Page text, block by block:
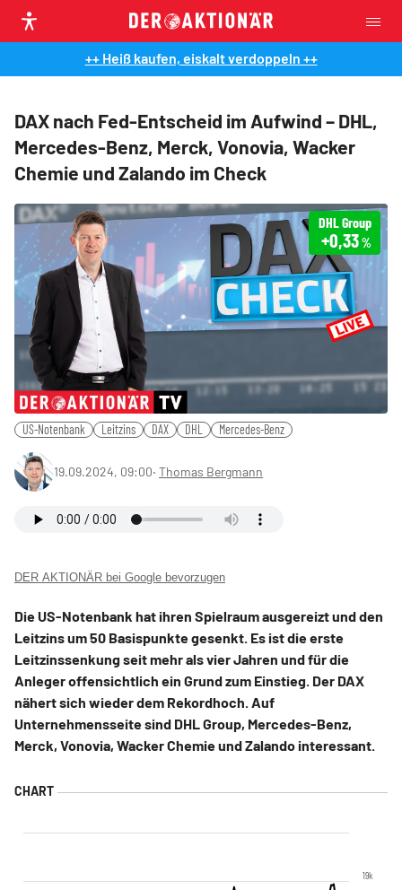
++ Heiß kaufen, eiskalt verdoppeln ++
DAX nach Fed-Entscheid im Aufwind – DHL,
Mercedes-Benz, Merck, Vonovia, Wacker
Chemie und Zalando im Check
DHL Group
+0,33%
US-Notenbank Leitzins DAX DHL Mercedes-Benz
19.09.2024, 09:00‧ Thomas Bergmann
DER AKTIONÄR bei Google bevorzugen
Die US-Notenbank hat ihren Spielraum ausgereizt und den
Leitzins um 50 Basispunkte gesenkt. Es ist die erste
Leitzinssenkung seit mehr als vier Jahren und für die
Anleger offensichtlich ein Grund zum Einstieg. Der DAX
nähert sich wieder dem Rekordhoch. Auf
Unternehmensseite sind DHL Group, Mercedes-Benz,
Merck, Vonovia, Wacker Chemie und Zalando interessant.
19k